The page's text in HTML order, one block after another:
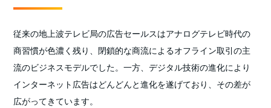
従来の地上波テレビ局の広告セールスはアナログテレビ時代の
商習慣が色濃く残り、閉鎖的な商流によるオフライン取引の主
流のビジネスモデルでした。一方、デジタル技術の進化により
インターネット広告はどんどんと進化を遂げており、その差が
広がってきています。